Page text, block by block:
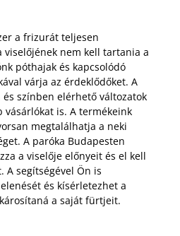
a frizurát teljesen
viselőjének nem kell tartania a
póthajak és kapcsolódó
várja az érdeklődőket. A
színben elérhető változatok
vásárlókat is. A termékeink
megtalálhatja a neki
A paróka Budapesten
a viselője előnyeit és el kell
segítségével Ön is
és kísérletezhet a
a saját fürtjeit.